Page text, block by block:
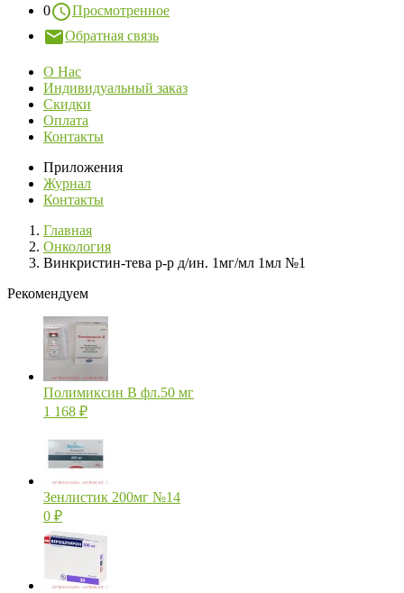
0
Просмотренное
Обратная связь
О Нас
Индивидуальный заказ
Скидки
Оплата
Контакты
Приложения
Журнал
Контакты
Главная
Онкология
Винкристин-тева р-р д/ин. 1мг/мл 1мл №1
Рекомендуем
Полимиксин В фл.50 мг
1 168 ₽
Зенлистик 200мг №14
0 ₽